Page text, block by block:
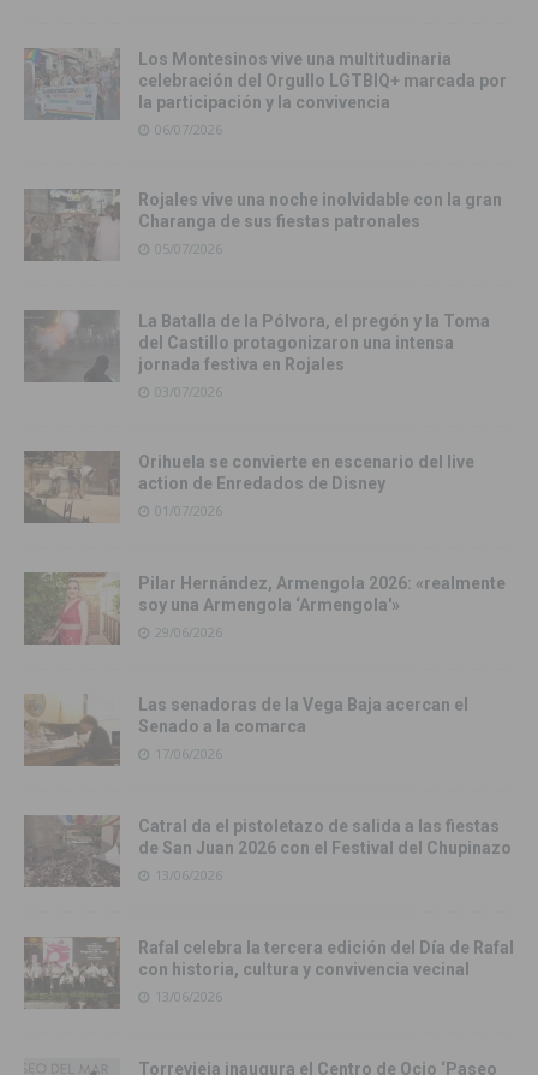
Los Montesinos vive una multitudinaria
celebración del Orgullo LGTBIQ+ marcada por
la participación y la convivencia
06/07/2026
Rojales vive una noche inolvidable con la gran
Charanga de sus fiestas patronales
05/07/2026
La Batalla de la Pólvora, el pregón y la Toma
del Castillo protagonizaron una intensa
jornada festiva en Rojales
03/07/2026
Orihuela se convierte en escenario del live
action de Enredados de Disney
01/07/2026
Pilar Hernández, Armengola 2026: «realmente
soy una Armengola ‘Armengola'»
29/06/2026
Las senadoras de la Vega Baja acercan el
Senado a la comarca
17/06/2026
Catral da el pistoletazo de salida a las fiestas
de San Juan 2026 con el Festival del Chupinazo
13/06/2026
Rafal celebra la tercera edición del Día de Rafal
con historia, cultura y convivencia vecinal
13/06/2026
Torrevieja inaugura el Centro de Ocio ‘Paseo